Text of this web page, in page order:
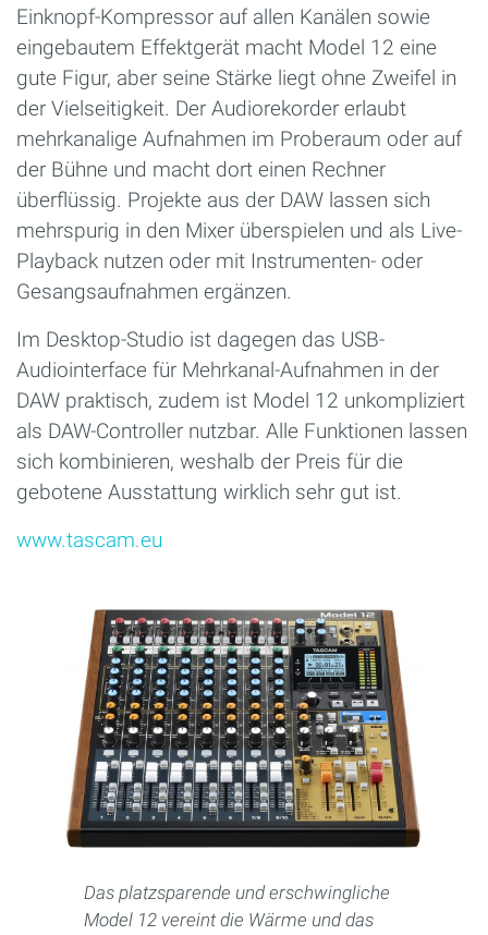
Einknopf-Kompressor auf allen Kanälen sowie
eingebautem Effektgerät macht Model 12 eine
gute Figur, aber seine Stärke liegt ohne Zweifel in
der Vielseitigkeit. Der Audiorekorder erlaubt
mehrkanalige Aufnahmen im Proberaum oder auf
der Bühne und macht dort einen Rechner
überflüssig. Projekte aus der DAW lassen sich
mehrspurig in den Mixer überspielen und als Live-
Playback nutzen oder mit Instrumenten- oder
Gesangsaufnahmen ergänzen.
Im Desktop-Studio ist dagegen das USB-
Audiointerface für Mehrkanal-Aufnahmen in der
DAW praktisch, zudem ist Model 12 unkompliziert
als DAW-Controller nutzbar. Alle Funktionen lassen
sich kombinieren, weshalb der Preis für die
gebotene Ausstattung wirklich sehr gut ist.
www.tascam.eu
Das platzsparende und erschwingliche
Model 12 vereint die Wärme und das